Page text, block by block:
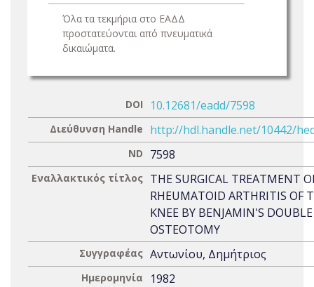
Όλα τα τεκμήρια στο ΕΑΔΔ
προστατεύονται από πνευματικά
δικαιώματα.
DOI 10.12681/eadd/7598
Διεύθυνση Handle http://hdl.handle.net/10442/
ND 7598
Εναλλακτικός τίτλος THE SURGICAL TREATMENT
RHEUMATOID ARTHRITIS OF
KNEE BY BENJAMIN'S DOUBLE
OSTEOTOMY
Συγγραφέας Αντωνίου, Δημήτριος
Ημερομηνία 1982